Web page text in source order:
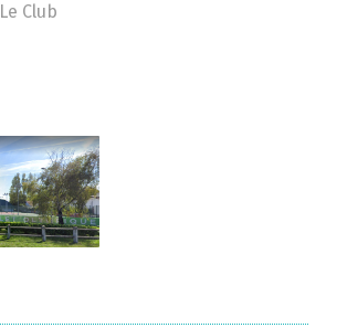
Le Club